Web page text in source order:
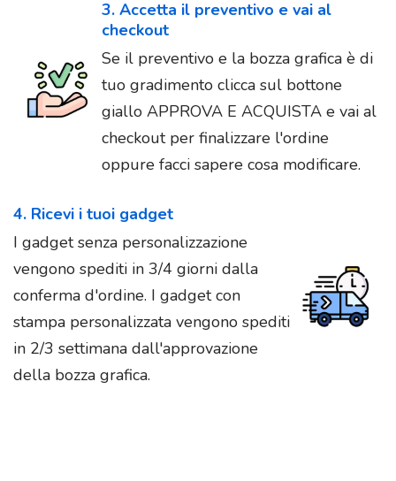
3. Accetta il preventivo e vai al
checkout
Se il preventivo e la bozza grafica è di
tuo gradimento clicca sul bottone
giallo APPROVA E ACQUISTA e vai al
checkout per finalizzare l'ordine
oppure facci sapere cosa modificare.
4. Ricevi i tuoi gadget
I gadget senza personalizzazione
vengono spediti in 3/4 giorni dalla
conferma d'ordine. I gadget con
stampa personalizzata vengono spediti
in 2/3 settimana dall'approvazione
della bozza grafica.